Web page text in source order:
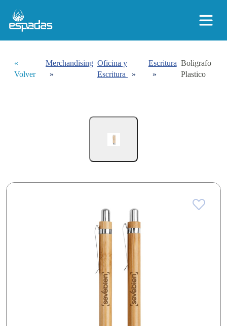
«
Volver
Merchandising
»
Oficina y
Escritura
»
Escritura
»
Boligrafo
Plastico